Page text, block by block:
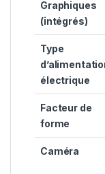
Graphiques
(intégrés)
Type
électrique
Facteur de
forme
Caméra